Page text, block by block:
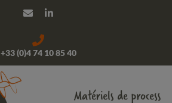
+33 (0)4 74 10 85 40